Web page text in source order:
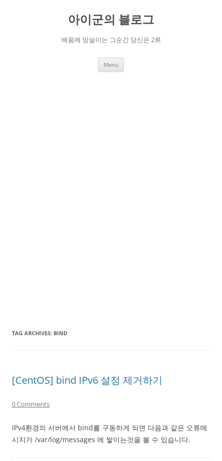
아이군의 블로그
배움에 망설이는 그순간 당신은 2류
Menu
TAG ARCHIVES: BIND
[CentOS] bind IPv6 설정 제거하기
0 Comments
IPv4환경의 서버에서 bind를 구동하게 되면 다음과 같은 오류메
시지가 /var/log/messages 에 쌓이는것을 볼 수 있습니다.